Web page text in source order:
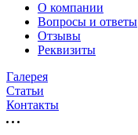
О компании
Вопросы и ответы
Отзывы
Реквизиты
Галерея
Статьи
Контакты